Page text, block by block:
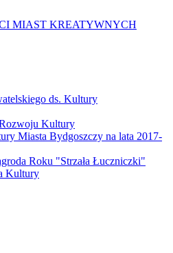
MIAST KREATYWNYCH
ds. Kultury
Kultury
Miasta Bydgoszczy na lata 2017-
Roku "Strzała Łuczniczki"
Kultury